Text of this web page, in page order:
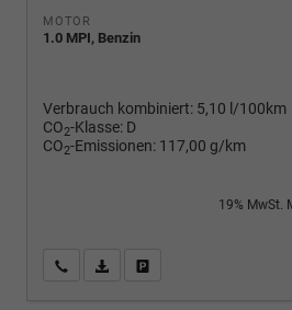
MOTOR
1.0 MPI, Benzin
Verbrauch kombiniert: 5,10 l/100km
CO2-Klasse: D
CO2-Emissionen: 117,00 g/km
19% MwSt.
Wir rufen Sie anPDF-Fahrzeugexposé drucken